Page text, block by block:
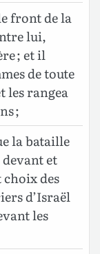
front de la
lui,
; et il
de toute
les rangea
;
la bataille
et
des
d’Israël
les